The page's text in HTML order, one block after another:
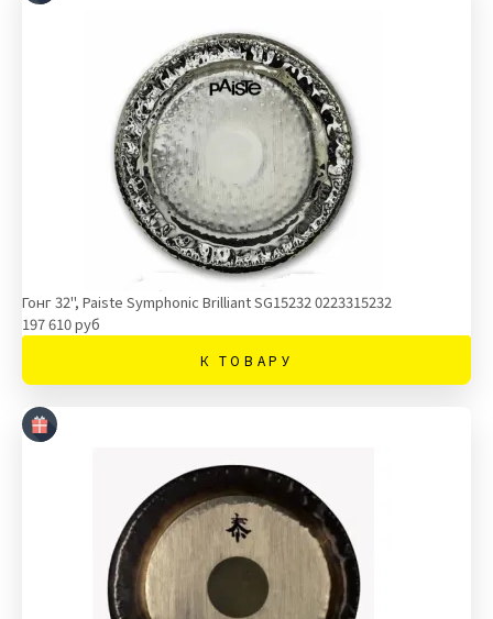
Гонг 32", Paiste Symphonic Brilliant SG15232 0223315232
197 610 руб
К ТОВАРУ